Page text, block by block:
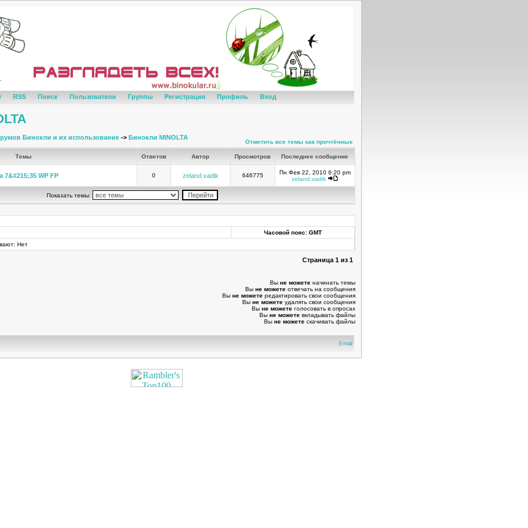
RSS Поиск Пользователи Группы Регистрация Профиль Вход
Бинокли и их использование -> Бинокли MINOLTA
Отметить все темы как прочтённые
Темы Ответов Автор Просмотров Последнее сообщение
WP FP 0 zeland.vadik 646775
Пн Фев 22, 2010 6:20 pm
zeland.vadik
Показать темы:
Часовой пояс: GMT
Нет
Страница 1 из 1
Вы не можете начинать темы
Вы не можете отвечать на сообщения
Вы не можете редактировать свои сообщения
Вы не можете удалять свои сообщения
Вы не можете голосовать в опросах
Вы не можете вкладывать файлы
Вы не можете скачивать файлы
E-mail